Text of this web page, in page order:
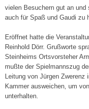
vielen Besuchern gut an
auch für Spaß und Gaudi zu
Eröffnet hatte die
Reinhold Dörr. Grußworte
Steinheims Ortsvorsteher
mußte der Spielmannszug
Leitung von Jürgen Zwerenz
Kammer ausweichen, um
unterhalten.